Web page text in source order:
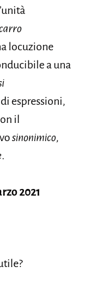
locuzione
a una
espressioni,
il
sinonimico,
.
2021